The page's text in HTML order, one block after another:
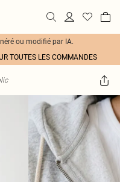
ou modifié par IA.
TOUTES LES COMMANDES